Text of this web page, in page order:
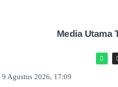
Media Utama
9 Agustus 2026, 17:09